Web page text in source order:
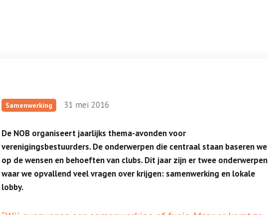
Samenwerking 31 mei 2016
De NOB organiseert jaarlijks thema-avonden voor
verenigingsbestuurders. De onderwerpen die centraal staan baseren we
op de wensen en behoeften van clubs. Dit jaar zijn er twee onderwerpen
waar we opvallend veel vragen over krijgen: samenwerking en lokale
lobby.